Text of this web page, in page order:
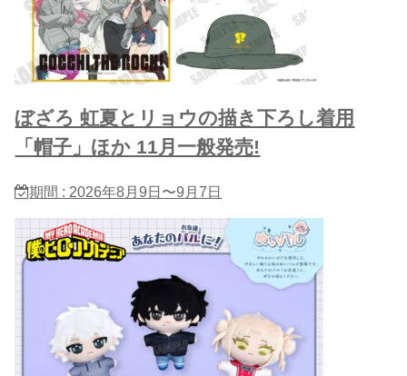
ぼざろ 虹夏とリョウの描き下ろし着用
「帽子」ほか 11月一般発売!
期間 : 2026年8月9日〜9月7日